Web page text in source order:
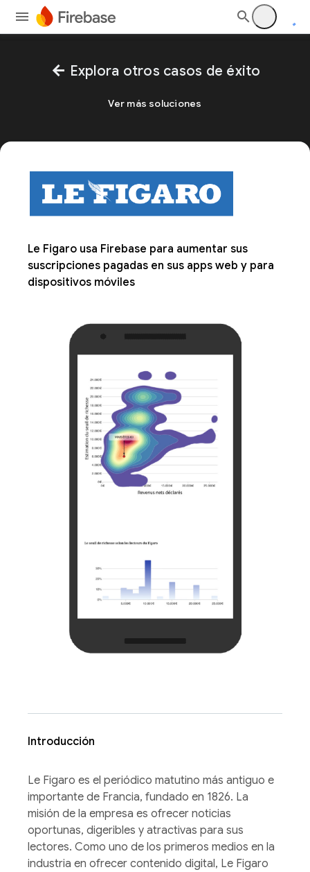
arrow_back Explora otros casos de éxito
Ver más soluciones
Le Figaro usa Firebase para aumentar sus
suscripciones pagadas en sus apps web y para
dispositivos móviles
Introducción
Le Figaro es el periódico matutino más antiguo e
importante de Francia, fundado en 1826. La
misión de la empresa es ofrecer noticias
oportunas, digeribles y atractivas para sus
lectores. Como uno de los primeros medios en la
industria en ofrecer contenido digital, Le Figaro